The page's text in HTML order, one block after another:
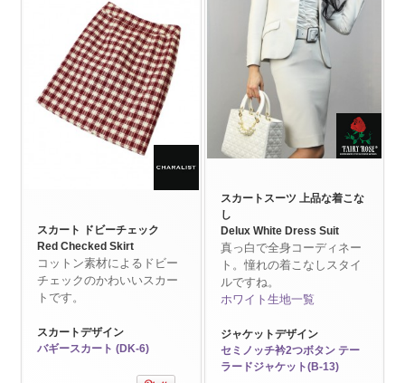
スカート ドビーチェック
Red Checked Skirt
コットン素材によるドビー
チェックのかわいいスカー
トです。
スカートデザイン
バギースカート (DK-6)
スカートスーツ 上品な着こな
し
Delux White Dress Suit
真っ白で全身コーディネー
ト。憧れの着こなしスタイ
ルですね。
ホワイト生地一覧
ジャケットデザイン
セミノッチ衿2つボタン テー
ラードジャケット(B-13)